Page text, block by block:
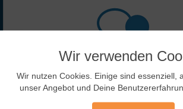
477.200
Wir verwenden
Wir nutzen Cookies. Einige sind essenziell,
unser Angebot und Deine